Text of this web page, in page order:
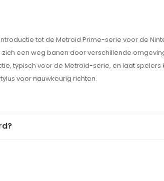
tot de Metroid Prime-serie voor de
een weg banen door verschillende
typisch voor de Metroid-serie, en laat
voor nauwkeurig richten.